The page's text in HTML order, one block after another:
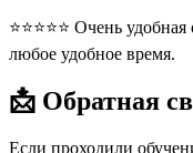
⭐⭐⭐⭐⭐ Очень
любое удобное время.
📩 Обратная
Если проходили